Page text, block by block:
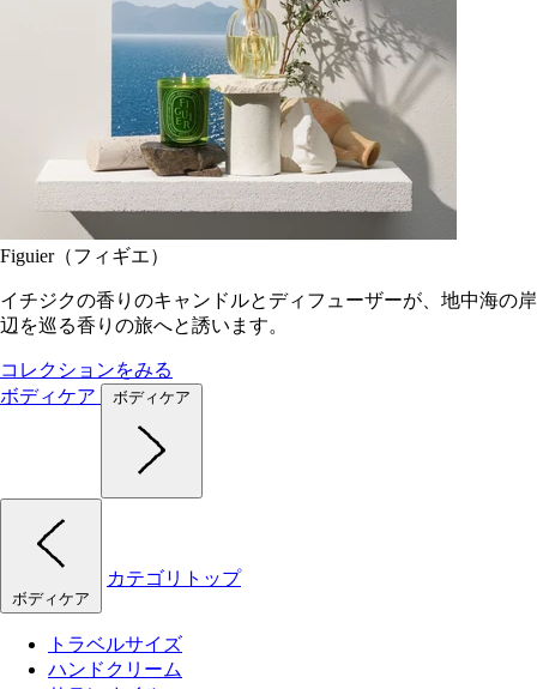
Figuier（フィギエ）
イチジクの香りのキャンドルとディフューザーが、地中海の岸
辺を巡る香りの旅へと誘います。
コレクションをみる
ボディケア
ボディケア
ボディケア
カテゴリトップ
トラベルサイズ
ハンドクリーム